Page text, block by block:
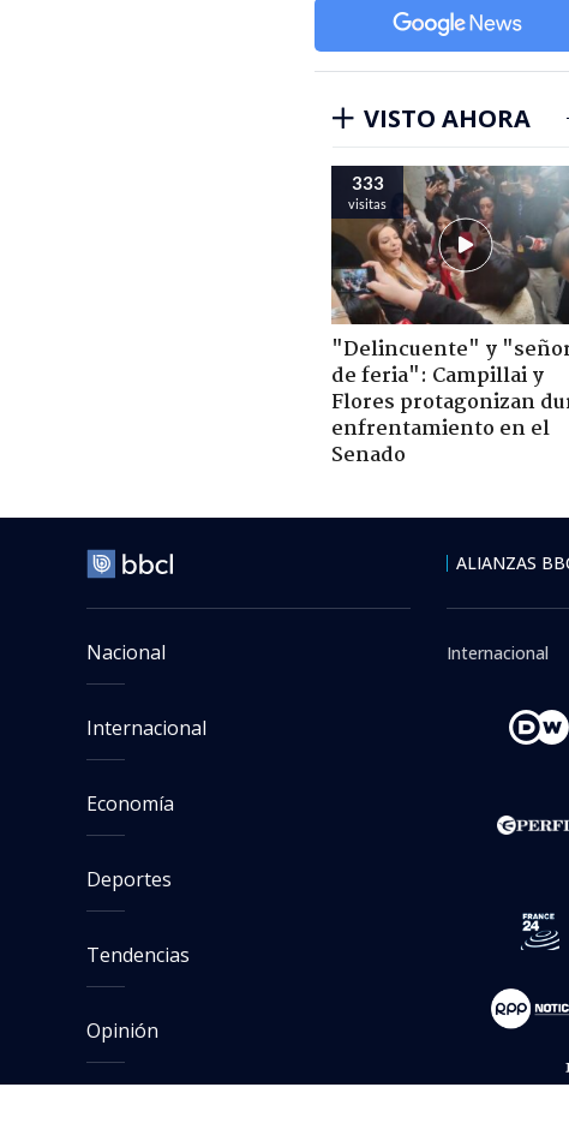
VISTO AHORA
333
visitas
"Delincuente" y
de feria": Campillai y
Flores protagonizan
enfrentamiento en el
Senado
Nacional
Internacional
Economía
Deportes
Tendencias
Opinión
ALIANZAS
Internacional